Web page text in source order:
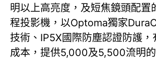
明以上高亮度，及短焦鏡頭配置
程投影機，以Optoma獨家
技術、IP5X國際防塵認證防護，
成本，提供5,000及5,500流明